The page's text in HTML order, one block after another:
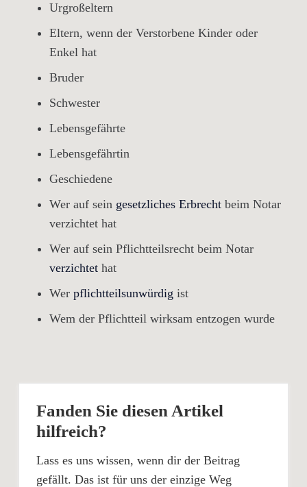
Urgroßeltern
Eltern, wenn der Verstorbene Kinder oder
Enkel hat
Bruder
Schwester
Lebensgefährte
Lebensgefährtin
Geschiedene
Wer auf sein gesetzliches Erbrecht beim Notar
verzichtet hat
Wer auf sein Pflichtteilsrecht beim Notar
verzichtet hat
Wer pflichtteilsunwürdig ist
Wem der Pflichtteil wirksam entzogen wurde
Fanden Sie diesen Artikel
hilfreich?
Lass es uns wissen, wenn dir der Beitrag
gefällt. Das ist für uns der einzige Weg